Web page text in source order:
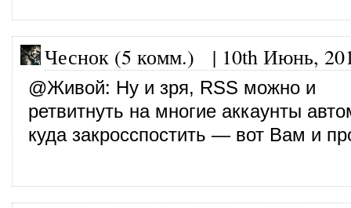
Чеснок (5 комм.) | 10th Июнь,
@Живой: Ну и зря, RSS можно и
ретвитнуть на многие аккаунты
куда закросспостить — вот Вам и